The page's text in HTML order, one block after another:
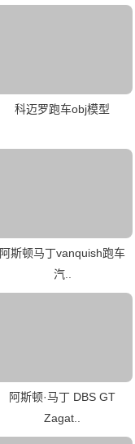
科迈罗跑车obj模型
阿斯顿马丁vanquish跑车
汽..
阿斯顿·马丁 DBS GT
Zagat..